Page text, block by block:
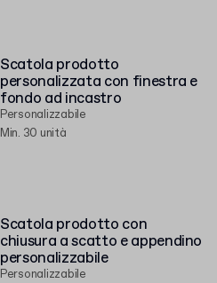
Scatola prodotto
personalizzata con finestra e
fondo ad incastro
Personalizzabile
Min. 30 unità
Scatola prodotto con
chiusura a scatto e appendino
personalizzabile
Personalizzabile